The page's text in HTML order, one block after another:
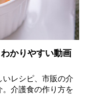
かりやすい動画
レシピ、市販の介
介護食の作り方を